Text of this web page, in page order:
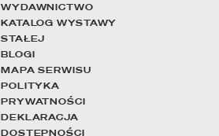
WYDAWNICTWO
KATALOG WYSTAWY
STAŁEJ
BLOGI
MAPA SERWISU
POLITYKA
PRYWATNOŚCI
DEKLARACJA
DOSTĘPNOŚCI